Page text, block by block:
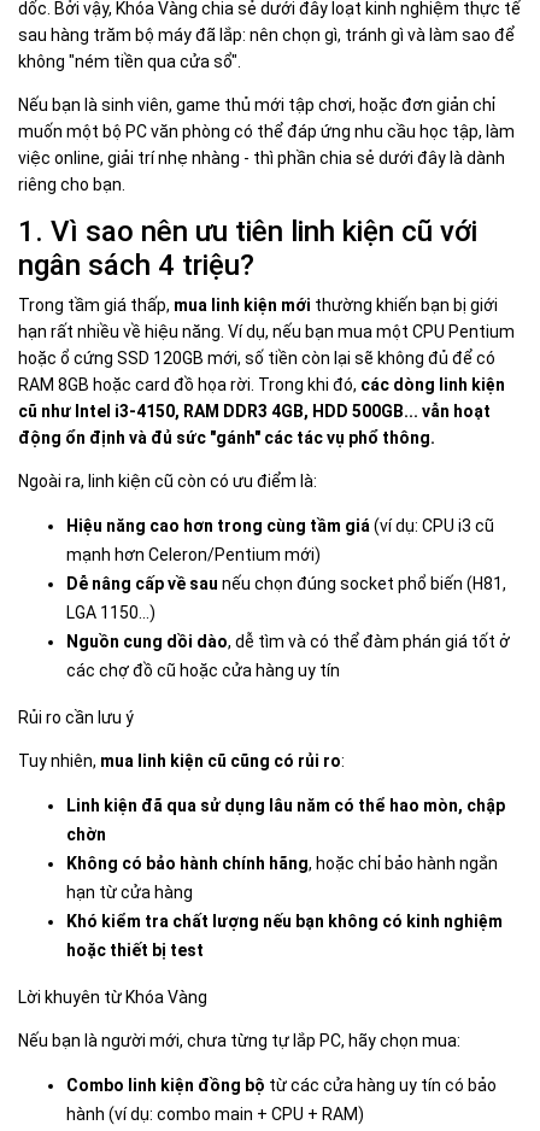
dốc. Bởi vậy, Khóa Vàng chia sẻ dưới đây loạt kinh nghiệm thực tế
sau hàng trăm bộ máy đã lắp: nên chọn gì, tránh gì và làm sao để
không "ném tiền qua cửa sổ".
Nếu bạn là sinh viên, game thủ mới tập chơi, hoặc đơn giản chỉ
muốn một bộ PC văn phòng có thể đáp ứng nhu cầu học tập, làm
việc online, giải trí nhẹ nhàng - thì phần chia sẻ dưới đây là dành
riêng cho bạn.
1. Vì sao nên ưu tiên linh kiện cũ với
ngân sách 4 triệu?
Trong tầm giá thấp, mua linh kiện mới thường khiến bạn bị giới
hạn rất nhiều về hiệu năng. Ví dụ, nếu bạn mua một CPU Pentium
hoặc ổ cứng SSD 120GB mới, số tiền còn lại sẽ không đủ để có
RAM 8GB hoặc card đồ họa rời. Trong khi đó, các dòng linh kiện
cũ như Intel i3-4150, RAM DDR3 4GB, HDD 500GB... vẫn hoạt
động ổn định và đủ sức "gánh" các tác vụ phổ thông.
Ngoài ra, linh kiện cũ còn có ưu điểm là:
Hiệu năng cao hơn trong cùng tầm giá (ví dụ: CPU i3 cũ
mạnh hơn Celeron/Pentium mới)
Dễ nâng cấp về sau nếu chọn đúng socket phổ biến (H81,
LGA 1150…)
Nguồn cung dồi dào, dễ tìm và có thể đàm phán giá tốt ở
các chợ đồ cũ hoặc cửa hàng uy tín
Rủi ro cần lưu ý
Tuy nhiên, mua linh kiện cũ cũng có rủi ro:
Linh kiện đã qua sử dụng lâu năm có thể hao mòn, chập
chờn
Không có bảo hành chính hãng, hoặc chỉ bảo hành ngắn
hạn từ cửa hàng
Khó kiểm tra chất lượng nếu bạn không có kinh nghiệm
hoặc thiết bị test
Lời khuyên từ Khóa Vàng
Nếu bạn là người mới, chưa từng tự lắp PC, hãy chọn mua:
Combo linh kiện đồng bộ từ các cửa hàng uy tín có bảo
hành (ví dụ: combo main + CPU + RAM)